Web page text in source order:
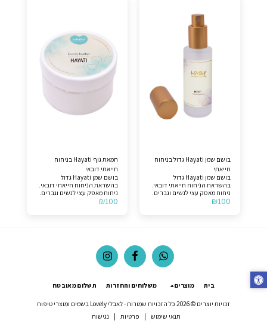
בושם שמן Hayati גדול בניחוח
חייאתי
בושם שמן Hayati גדול
בהשראת הניחוח חייאתי דובאי.
ניחוח מאסק עצי לנשים וגברים.
תווים עליונים >> מאסק וענבר.
₪100
חמאת גוף Hayati בניחוח
חייאתי דובאי
בושם שמן Hayati גדול
בהשראת הניחוח חייאתי דובאי.
ניחוח מאסק עצי לנשים וגברים.
תווים עליונים >> מאסק וענבר.
₪100
בית מוצרים משלוחים והחזרות תשלום מאובטח
זכויות יוצרים © 2026 כל הזכויות שמורות -
לאבלי Lovely בשמים ומוצרי טיפוח
תנאי שימוש
פרטיות נגישות